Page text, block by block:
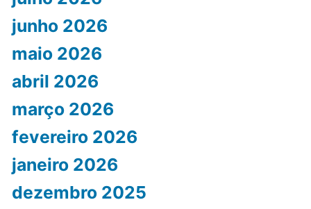
junho 2026
maio 2026
abril 2026
março 2026
fevereiro 2026
janeiro 2026
dezembro 2025